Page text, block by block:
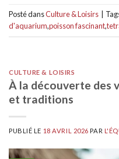
Posté dansCulture & Loisirs
d'aquarium,poisson fascinant,
CULTURE & LOISIRS
À la découverte des
et traditions
PUBLIÉ LE 18 AVRIL 2026 PAR